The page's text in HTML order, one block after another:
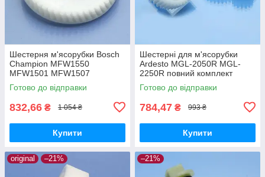
Шестерня м'ясорубки Bosch
Champion MFW1550
MFW1501 MFW1507
MFW1511 MFW1545 SFW1
CNFW2 оригінал Ø68 h25
Готово до відправки
832,66 ₴ 1 054 ₴
Купити
Шестерні для м'ясорубки
Ardesto MGL-2050R MGL-
2250R повний комплект
оригінал харчовий пластик
Готово до відправки
784,47 ₴ 993 ₴
Купити
original –21% –21%